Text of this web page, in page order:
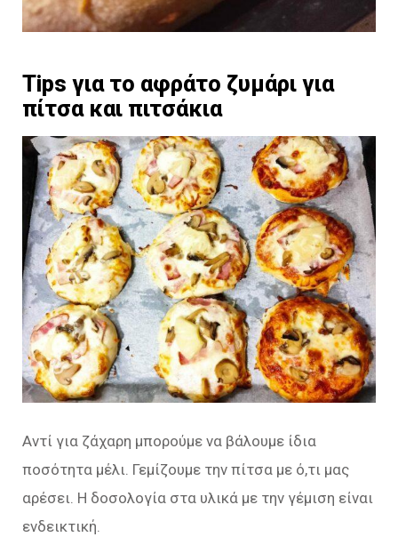
Tips για το αφράτο ζυμάρι για
πίτσα και πιτσάκια
Αντί για ζάχαρη μπορούμε να βάλουμε ίδια
ποσότητα μέλι. Γεμίζουμε την πίτσα με ό,τι μας
αρέσει. Η δοσολογία στα υλικά με την γέμιση είναι
ενδεικτική.